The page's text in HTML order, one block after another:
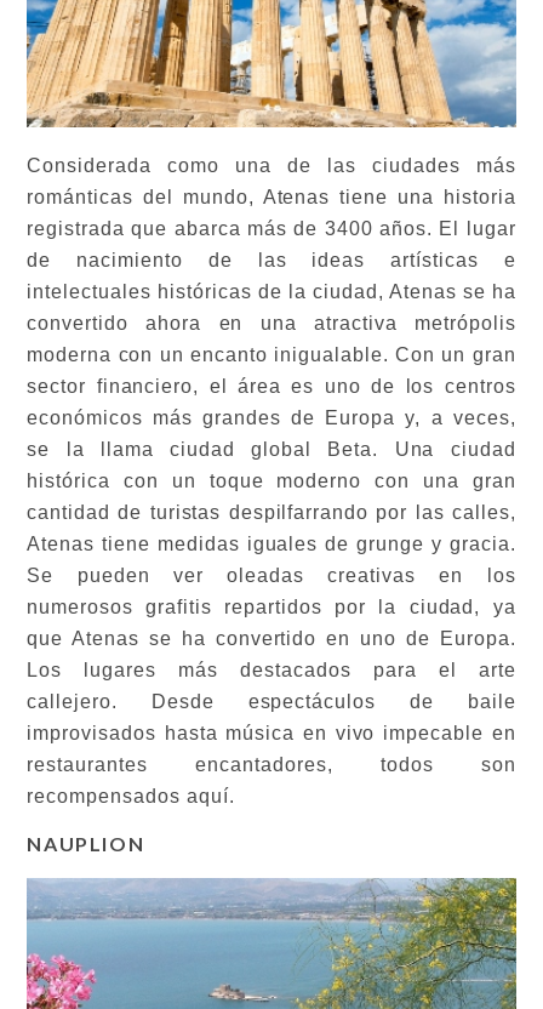
Considerada como una de las ciudades más
románticas del mundo, Atenas tiene una historia
registrada que abarca más de 3400 años. El lugar
de nacimiento de las ideas artísticas e
intelectuales históricas de la ciudad, Atenas se ha
convertido ahora en una atractiva metrópolis
moderna con un encanto inigualable. Con un gran
sector financiero, el área es uno de los centros
económicos más grandes de Europa y, a veces,
se la llama ciudad global Beta. Una ciudad
histórica con un toque moderno con una gran
cantidad de turistas despilfarrando por las calles,
Atenas tiene medidas iguales de grunge y gracia.
Se pueden ver oleadas creativas en los
numerosos grafitis repartidos por la ciudad, ya
que Atenas se ha convertido en uno de Europa.
Los lugares más destacados para el arte
callejero. Desde espectáculos de baile
improvisados hasta música en vivo impecable en
restaurantes encantadores, todos son
recompensados aquí.
NAUPLION